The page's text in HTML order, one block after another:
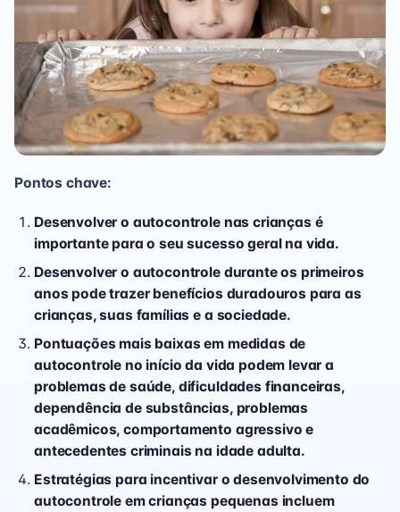
Pontos chave:
Desenvolver o autocontrole nas crianças é
importante para o seu sucesso geral na vida.
Desenvolver o autocontrole durante os primeiros
anos pode trazer benefícios duradouros para as
crianças, suas famílias e a sociedade.
Pontuações mais baixas em medidas de
autocontrole no início da vida podem levar a
problemas de saúde, dificuldades financeiras,
dependência de substâncias, problemas
acadêmicos, comportamento agressivo e
antecedentes criminais na idade adulta.
Estratégias para incentivar o desenvolvimento do
autocontrole em crianças pequenas incluem